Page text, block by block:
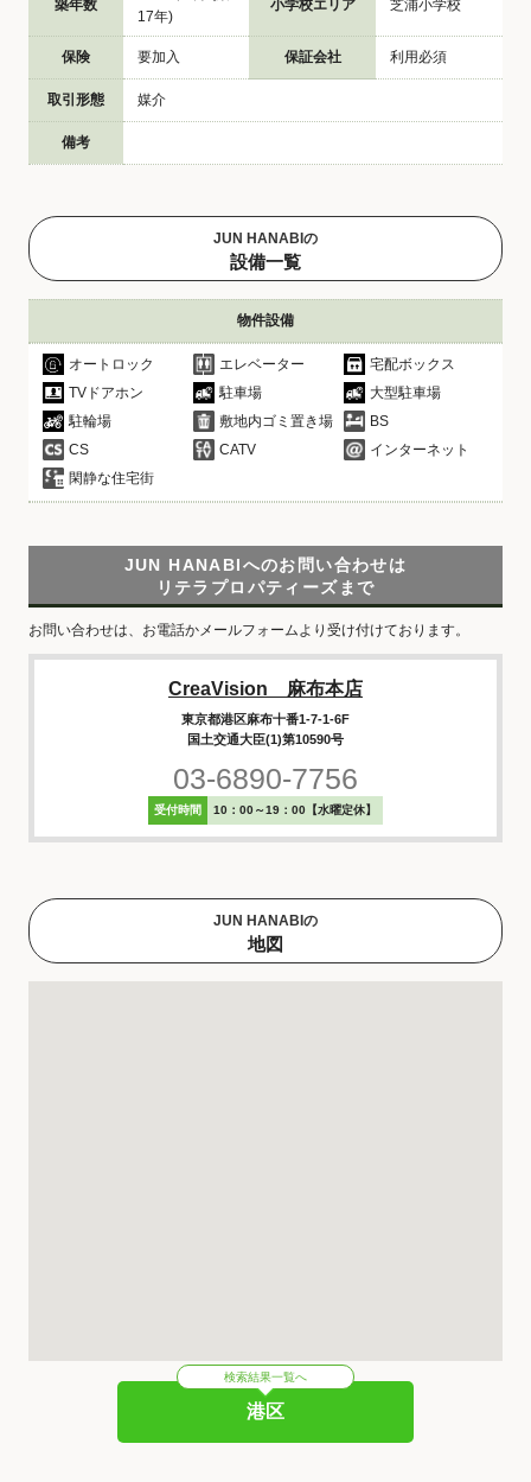
築年数
17年)
小学校エリア 芝浦小学校
保険 要加入 保証会社 利用必須
取引形態 媒介
備考
JUN HANABIの
設備一覧
物件設備
オートロック エレベーター
宅配ボックス
TVドアホン
駐車場
大型駐車場
駐輪場
敷地内ゴミ置き場
BS
CS
CATV
インターネット
閑静な住宅街
JUN HANABIへのお問い合わせは
リテラプロパティーズまで
お問い合わせは、お電話かメールフォームより受け付けております。
CreaVision 麻布本店
東京都港区麻布十番1-7-1-6F
国土交通大臣(1)第10590号
03-6890-7756
受付時間 10：00～19：00【水曜定休】
JUN HANABIの
地図
検索結果一覧へ
港区